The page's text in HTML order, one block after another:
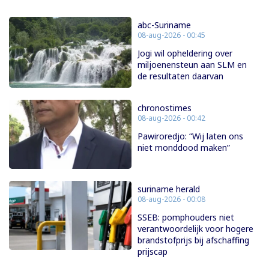
abc-Suriname
08-aug-2026 - 00:45
Jogi wil opheldering over
miljoenensteun aan SLM en
de resultaten daarvan
chronostimes
08-aug-2026 - 00:42
Pawiroredjo: “Wij laten ons
niet monddood maken”
suriname herald
08-aug-2026 - 00:08
SSEB: pomphouders niet
verantwoordelijk voor hogere
brandstofprijs bij afschaffing
prijscap